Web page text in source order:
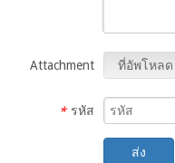
Attachment ที่อัพโหลด
* รหัส
ส่ง